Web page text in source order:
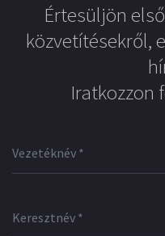
Értesüljön
közvetítésekről,
Iratkozzon